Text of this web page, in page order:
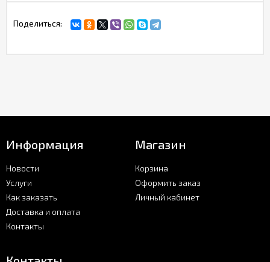
Поделиться:
Информация
Новости
Услуги
Как заказать
Доставка и оплата
Контакты
Магазин
Корзина
Оформить заказ
Личный кабинет